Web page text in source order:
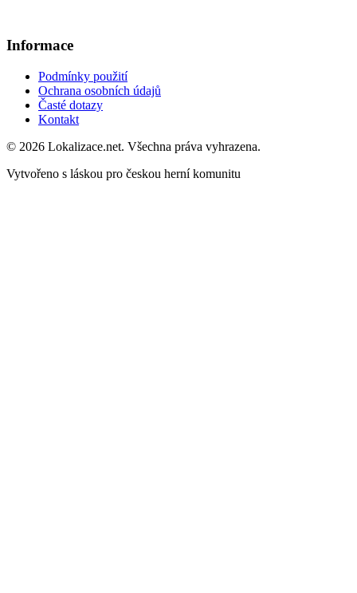
Informace
Podmínky použití
Ochrana osobních údajů
Časté dotazy
Kontakt
© 2026 Lokalizace.net. Všechna práva vyhrazena.
Vytvořeno s láskou pro českou herní komunitu